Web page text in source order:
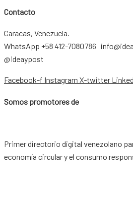
Contacto
Caracas, Venezuela.
WhatsApp +58 412-7080786
@ideaypost
Facebook-f Instagram X-twitter
Somos promotores de
Primer directorio digital venezolano
economía circular y el consumo